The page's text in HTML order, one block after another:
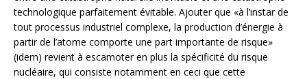
technologique parfaitement évitable. Ajouter que «à l’instar de
tout processus industriel complexe, la production d’énergie à
partir de l’atome comporte une part importante de risque»
(idem) revient à escamoter en plus la spécificité du risque
nucléaire, qui consiste notamment en ceci que cette